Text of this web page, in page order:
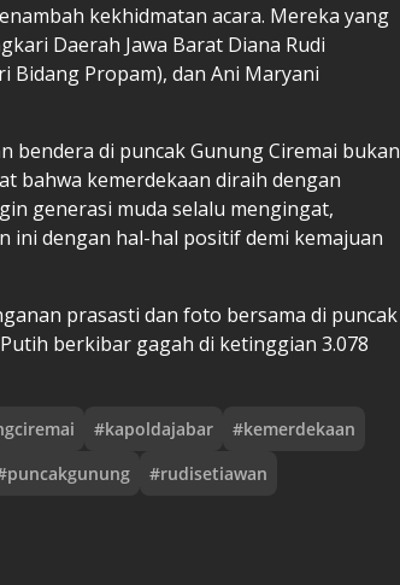
kekhidmatan acara. Mereka yang
Daerah Jawa Barat Diana Rudi
Bidang Propam), dan Ani Maryani
bendera di puncak Gunung Ciremai bukan
bahwa kemerdekaan diraih dengan
generasi muda selalu mengingat,
ini dengan hal-hal positif demi kemajuan
prasasti dan foto bersama di puncak
berkibar gagah di ketinggian 3.078
#kapoldajabar #kemerdekaan
puncakgunung #rudisetiawan